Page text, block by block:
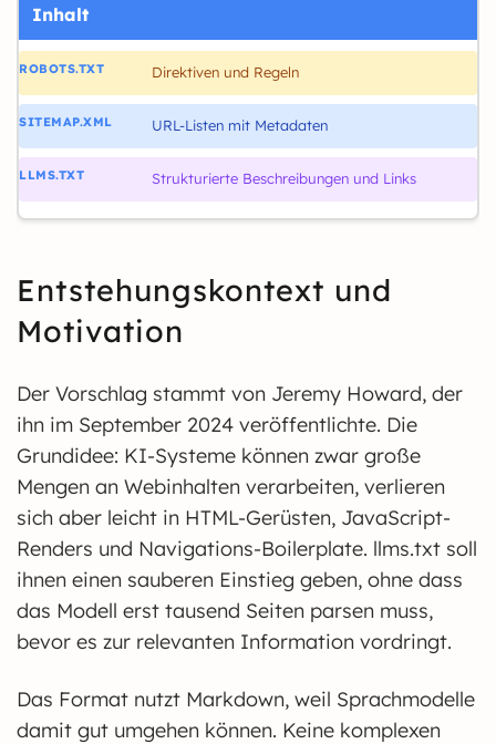
Inhalt
Direktiven und Regeln
URL-Listen mit Metadaten
Strukturierte Beschreibungen und Links
Entstehungskontext und
Motivation
Der Vorschlag stammt von Jeremy Howard, der
ihn im September 2024 veröffentlichte. Die
Grundidee: KI-Systeme können zwar große
Mengen an Webinhalten verarbeiten, verlieren
sich aber leicht in HTML-Gerüsten, JavaScript-
Renders und Navigations-Boilerplate. llms.txt soll
ihnen einen sauberen Einstieg geben, ohne dass
das Modell erst tausend Seiten parsen muss,
bevor es zur relevanten Information vordringt.
Das Format nutzt Markdown, weil Sprachmodelle
damit gut umgehen können. Keine komplexen